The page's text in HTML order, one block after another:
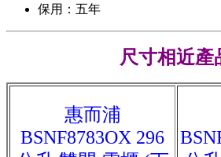
保用：五年
尺寸相近產
惠而浦
BSNF8783OX 296